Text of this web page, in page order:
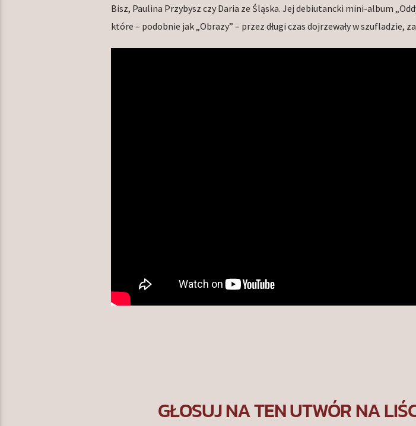
Bisz, Paulina Przybysz czy Daria ze Śląska. Jej debiutancki mini-album
które – podobnie jak „Obrazy” – przez długi czas dojrzewały w szufladzie,
GŁOSUJ NA TEN UTWÓR NA